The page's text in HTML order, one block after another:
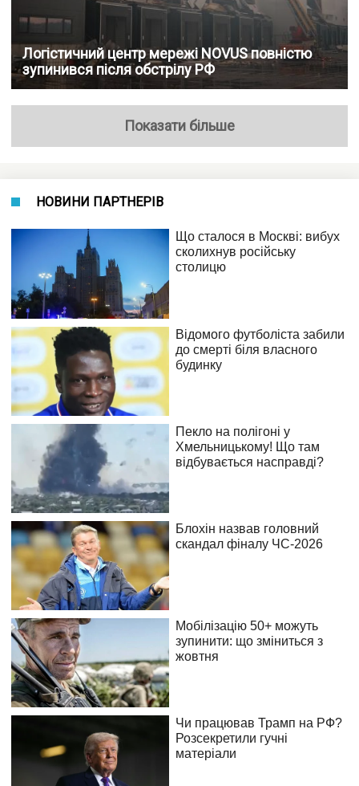
Логістичний центр мережі NOVUS повністю
зупинився після обстрілу РФ
Показати більше
НОВИНИ ПАРТНЕРІВ